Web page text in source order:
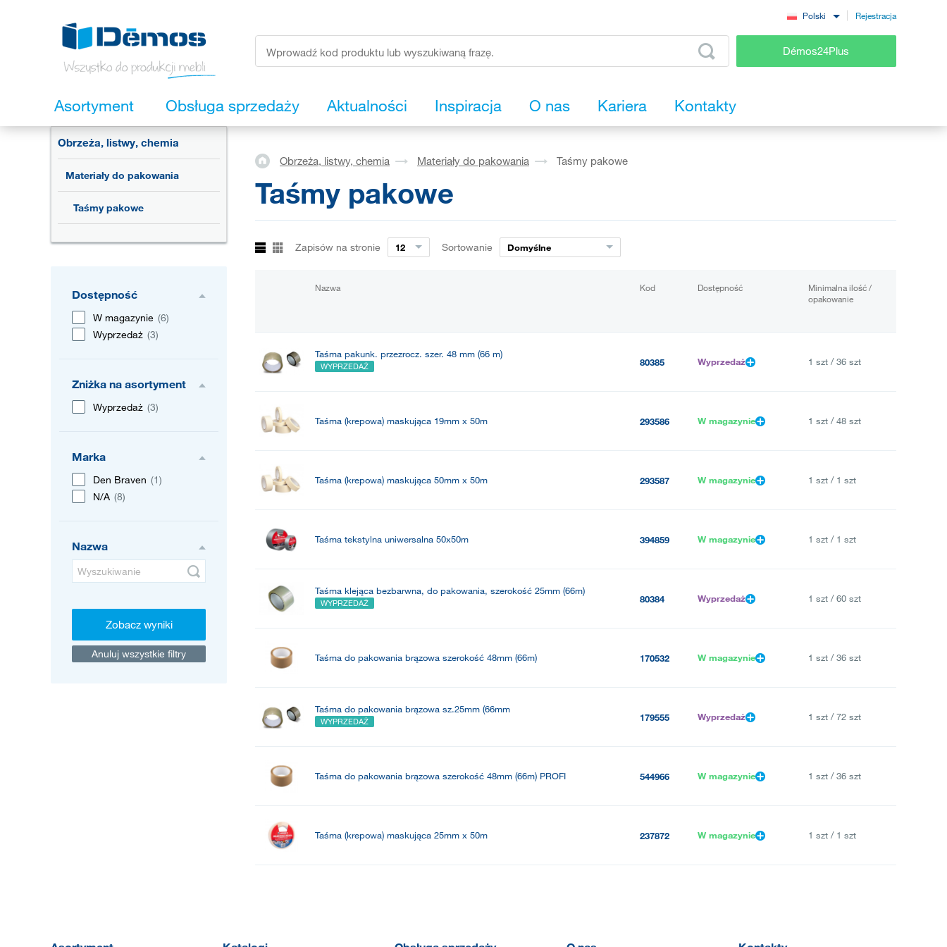
Polski Rejestracja
Démos24Plus
Asortyment Obsługa sprzedaży Aktualności Inspiracja O nas Kariera Kontakty
Obrzeża, listwy, chemia
Materiały do pakowania
Taśmy pakowe
Dostępność
W magazynie (6)
Wyprzedaż (3)
Zniżka na asortyment
Wyprzedaż (3)
Marka
Den Braven (1)
N/A (8)
Nazwa
Zobacz wyniki
Anuluj wszystkie filtry
Obrzeża, listwy, chemia Materiały do pakowania Taśmy pakowe
Taśmy pakowe
Zapisów na stronie 12 Sortowanie Domyślne
Nazwa Kod Dostępność
Minimalna ilość /
opakowanie
Taśma pakunk. przezrocz. szer. 48 mm (66 m)
WYPRZEDAŻ 80385 Wyprzedaż 1 szt / 36 szt
Taśma (krepowa) maskująca 19mm x 50m 293586 W magazynie 1 szt / 48 szt
Taśma (krepowa) maskująca 50mm x 50m 293587 W magazynie 1 szt / 1 szt
Taśma tekstylna uniwersalna 50x50m 394859 W magazynie 1 szt / 1 szt
Taśma klejąca bezbarwna, do pakowania, szerokość 25mm (66m)
WYPRZEDAŻ 80384 Wyprzedaż 1 szt / 60 szt
Taśma do pakowania brązowa szerokość 48mm (66m) 170532 W magazynie 1 szt / 36 szt
Taśma do pakowania brązowa sz.25mm (66mm
WYPRZEDAŻ 179555 Wyprzedaż 1 szt / 72 szt
Taśma do pakowania brązowa szerokość 48mm (66m) PROFI 544966 W magazynie 1 szt / 36 szt
Taśma (krepowa) maskująca 25mm x 50m 237872 W magazynie 1 szt / 1 szt